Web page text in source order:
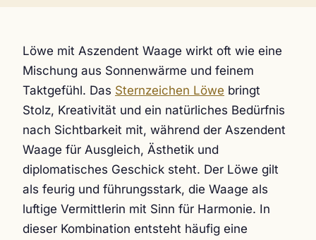
Löwe mit Aszendent Waage wirkt oft wie eine
Mischung aus Sonnenwärme und feinem
Taktgefühl. Das Sternzeichen Löwe bringt
Stolz, Kreativität und ein natürliches Bedürfnis
nach Sichtbarkeit mit, während der Aszendent
Waage für Ausgleich, Ästhetik und
diplomatisches Geschick steht. Der Löwe gilt
als feurig und führungsstark, die Waage als
luftige Vermittlerin mit Sinn für Harmonie. In
dieser Kombination entsteht häufig eine